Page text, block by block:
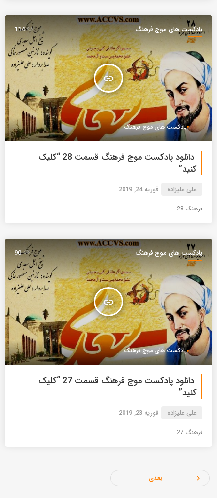
پادکست های موج فرهنگ
insert_link
114
پادکست های موج فرهنگ
دانلود پادکست موج فرهنگ قسمت 28 “کلیک
کنید”
علی علیزاده فوریه 24, 2019
فرهنگ 28
پادکست های موج فرهنگ
insert_link
90
پادکست های موج فرهنگ
دانلود پادکست موج فرهنگ قسمت 27 “کلیک
کنید”
علی علیزاده فوریه 23, 2019
فرهنگ 27
بعدی navigate_next